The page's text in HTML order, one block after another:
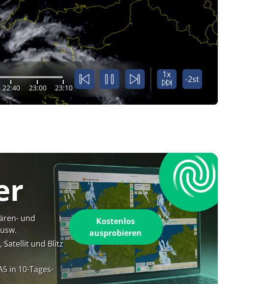
22:40 23:00 23:10
1x -2st
und
Satellit und Blitz
in 10-Tages-
Kostenlos
ausprobieren